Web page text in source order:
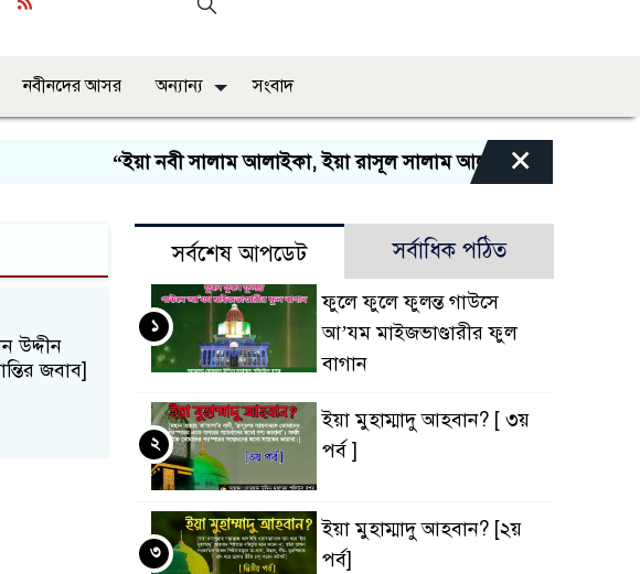
নবীনদের আসর অন্যান্য সংবাদ
“ইয়া নবী সালাম আলাইকা, ইয়া রাসূল সালাম আলাইকা, ইয়া হাবীব
×
উদ্দীন
জবাব]
সর্বশেষ আপডেট সর্বাধিক পঠিত
ফুলে ফুলে ফুলন্ত গাউসে
আ’যম মাইজভাণ্ডারীর ফুল
বাগান
১
ইয়া মুহাম্মাদু আহবান? [ ৩য়
পর্ব ]
২
ইয়া মুহাম্মাদু আহবান? [২য়
পর্ব]
৩